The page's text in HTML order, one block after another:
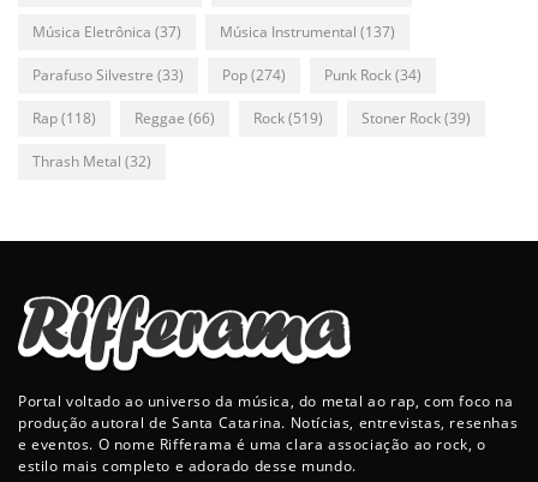
Música Eletrônica (37) Música Instrumental (137)
Parafuso Silvestre (33) Pop(274) Punk Rock(34)
Rap(118) Reggae (66) Rock(519) Stoner Rock(39)
Thrash Metal (32)
Portal voltado ao universo da música, do metal ao rap, com foco na
produção autoral de Santa Catarina. Notícias, entrevistas, resenhas
e eventos. O nome Rifferama é uma clara associação ao rock, o
estilo mais completo e adorado desse mundo.